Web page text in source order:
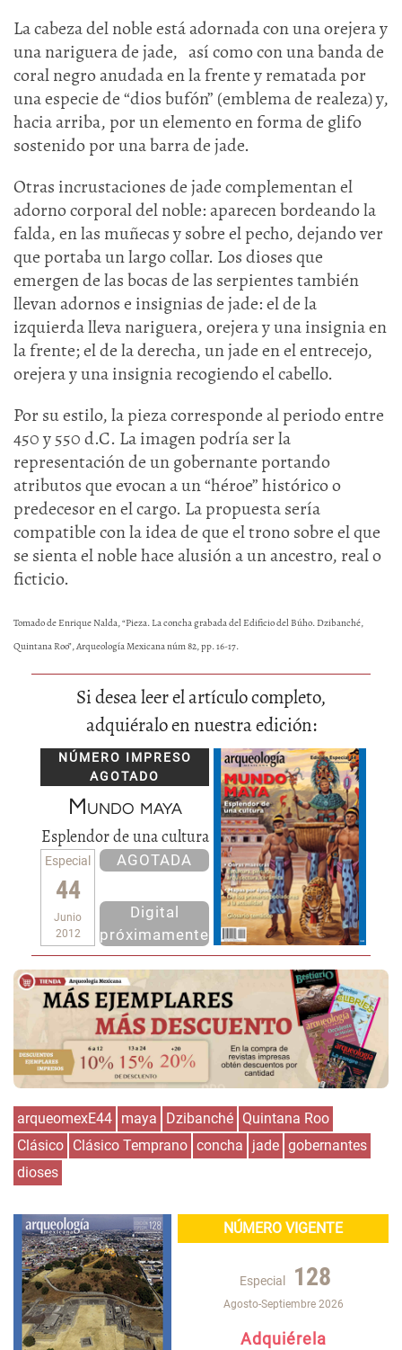
La cabeza del noble está adornada con una orejera y
una nariguera de jade, así como con una banda de
coral negro anudada en la frente y rematada por
una especie de “dios bufón” (emblema de realeza) y,
hacia arriba, por un elemento en forma de glifo
sostenido por una barra de jade.
Otras incrustaciones de jade complementan el
adorno corporal del noble: aparecen bordeando la
falda, en las muñecas y sobre el pecho, dejando ver
que portaba un largo collar. Los dioses que
emergen de las bocas de las serpientes también
llevan adornos e insignias de jade: el de la
izquierda lleva nariguera, orejera y una insignia en
la frente; el de la derecha, un jade en el entrecejo,
orejera y una insignia recogiendo el cabello.
Por su estilo, la pieza corresponde al periodo entre
450 y 550 d.C. La imagen podría ser la
representación de un gobernante portando
atributos que evocan a un “héroe” histórico o
predecesor en el cargo. La propuesta sería
compatible con la idea de que el trono sobre el que
se sienta el noble hace alusión a un ancestro, real o
ficticio.
Tomado de Enrique Nalda, “Pieza. La concha grabada del Edificio del Búho. Dzibanché,
Quintana Roo”, Arqueología Mexicana núm 82, pp. 16-17.
Si desea leer el artículo completo,
adquiéralo en nuestra edición:
NÚMERO IMPRESO
AGOTADO
Mundo maya
Esplendor de una cultura
Especial
44
Junio
2012
AGOTADA
Digital
próximamente
arqueomexE44 maya Dzibanché Quintana Roo
Clásico Clásico Temprano concha jade gobernantes
dioses
NÚMERO VIGENTE
Especial 128
Agosto-Septiembre 2026
Adquiérela